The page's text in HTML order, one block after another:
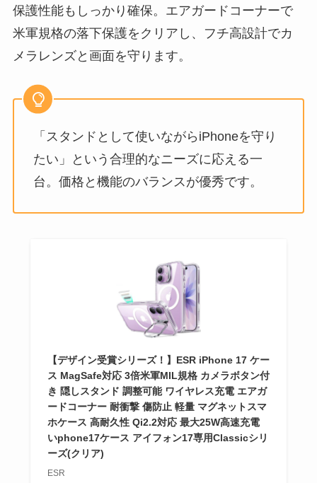
保護性能もしっかり確保。エアガードコーナーで
米軍規格の落下保護をクリアし、フチ高設計でカ
メラレンズと画面を守ります。
「スタンドとして使いながらiPhoneを守り
たい」という合理的なニーズに応える一
台。価格と機能のバランスが優秀です。
【デザイン受賞シリーズ！】ESR iPhone 17 ケー
ス MagSafe対応 3倍米軍MIL規格 カメラボタン付
き 隠しスタンド 調整可能 ワイヤレス充電 エアガ
ードコーナー 耐衝撃 傷防止 軽量 マグネットスマ
ホケース 高耐久性 Qi2.2対応 最大25W高速充電
いphone17ケース アイフォン17専用Classicシリ
ーズ(クリア)
ESR